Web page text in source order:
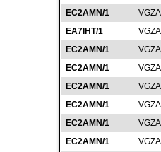
EC2AMN/1
EA7IHT/1
EC2AMN/1
EC2AMN/1
EC2AMN/1
EC2AMN/1
EC2AMN/1
EC2AMN/1